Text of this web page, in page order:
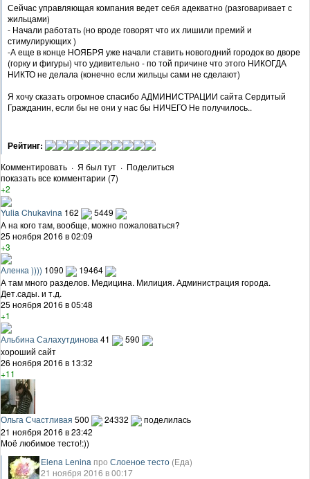
Сейчас управляющая компания ведет себя адекватно (разговаривает с
жильцами)
- Начали работать (но вроде говорят что их лишили премий и
стимулирующих )
-А еще в конце НОЯБРЯ уже начали ставить новогодний городок во дворе
(горку и фигуры) что удивительно - по той причине что этого НИКОГДА
НИКТО не делала (конечно если жильцы сами не сделают)
Я хочу сказать огромное спасибо АДМИНИСТРАЦИИ сайта Сердитый
Гражданин, если бы не они у нас бы НИЧЕГО Не получилось..
Рейтинг:
Комментировать · Я был тут · Поделиться
показать все комментарии (7)
+2
Yulia Chukavina 162
5449
А на кого там, вообще, можно пожаловаться?
25 ноября 2016 в 02:09
+3
Аленка )))) 1090
19464
А там много разделов. Медицина. Милиция. Администрация города.
Дет.сады. и т.д.
25 ноября 2016 в 05:48
+1
Альбина Салахутдинова 41
590
хороший сайт
26 ноября 2016 в 13:32
+11
Ольга Счастливая 500 24332
поделилась
21 ноября 2016 в 23:42
Моё любимое тесто!:))
Elena Lenina про Слоеное тесто (Еда)
21 ноября 2016 в 00:17